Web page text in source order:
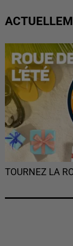
TOURNEZ LA